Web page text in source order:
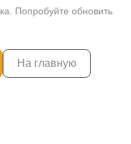
Попробуйте обновить
На главную